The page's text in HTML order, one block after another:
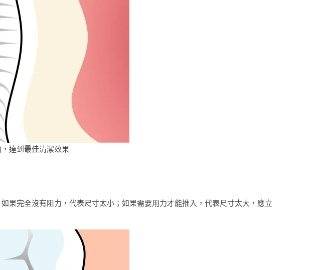
達到最佳清潔效果
果完全沒有阻力，代表尺寸太小；如果需要用力才能推入，代表尺寸太大，應立